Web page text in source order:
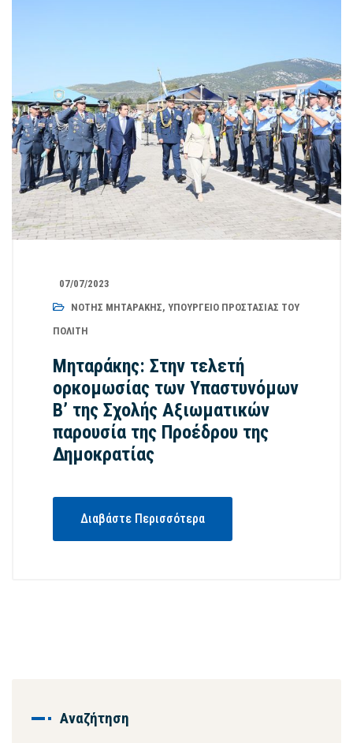
07/07/2023
ΝΌΤΗΣ ΜΗΤΑΡΆΚΗΣ, ΥΠΟΥΡΓΕΊΟ ΠΡΟΣΤΑΣΊΑΣ ΤΟΥ
ΠΟΛΊΤΗ
Μηταράκης: Στην τελετή
ορκομωσίας των Υπαστυνόμων
Β’ της Σχολής Αξιωματικών
παρουσία της Προέδρου της
Δημοκρατίας
Διαβάστε Περισσότερα
Αναζήτηση